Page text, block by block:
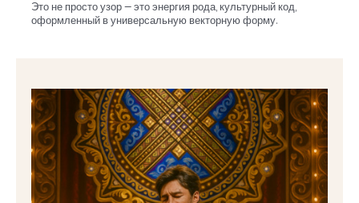
Это не просто узор — это энергия рода, культурный код,
оформленный в универсальную векторную форму.